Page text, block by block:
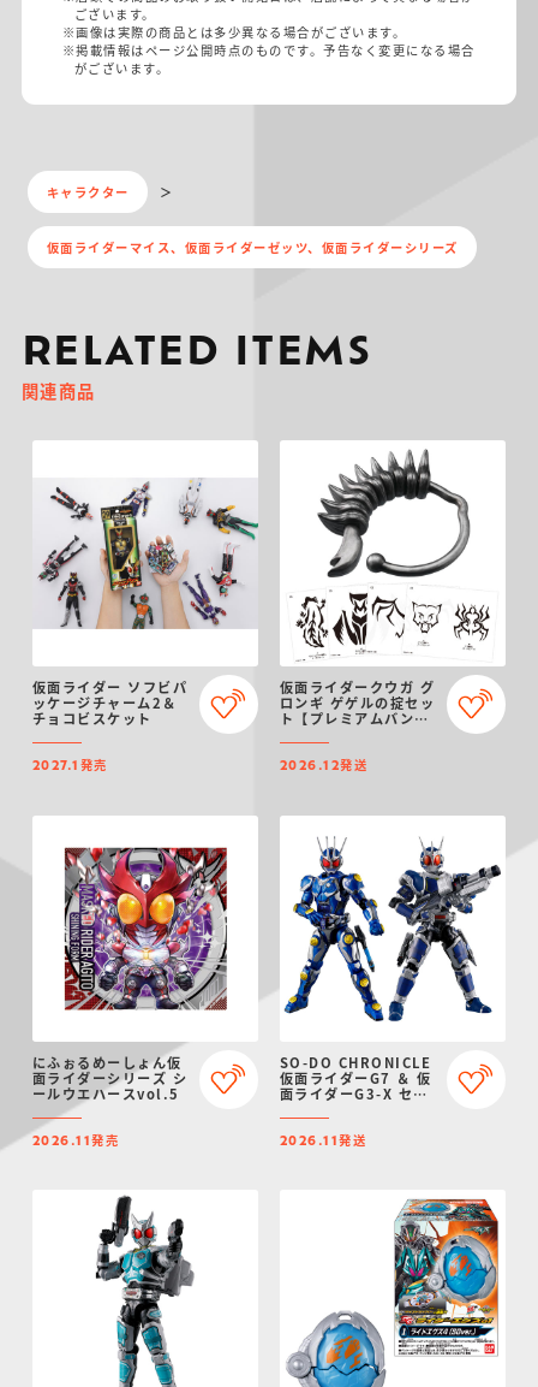
ございます。
※画像は実際の商品とは多少異なる場合がございます。
※掲載情報はページ公開時点のものです。予告なく変更になる場合
がございます。
キャラクター
仮面ライダーマイス、仮面ライダーゼッツ、仮面ライダーシリーズ
RELATED ITEMS
関連商品
仮面ライダー ソフビパ
ッケージチャーム2＆
チョコビスケット
2027.1 発売
仮面ライダークウガ グ
ロンギ ゲゲルの掟セッ
ト【プレミアムバンダ
ル）
2026.12発送
にふぉるめーしょん仮
面ライダーシリーズ シ
ールウエハースvol.5
2026.11発売
SO-DO CHRONICLE
仮面ライダーG7 ＆ 仮
面ライダーG3-X セッ
2026.11発送